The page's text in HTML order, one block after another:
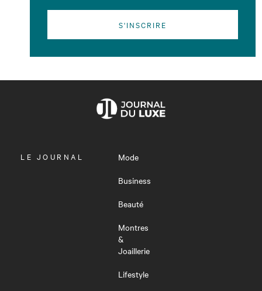
S'INSCRIRE
OUVRIR
LE JOURNAL
Mode
Business
Beauté
Montres
&
Joaillerie
Lifestyle